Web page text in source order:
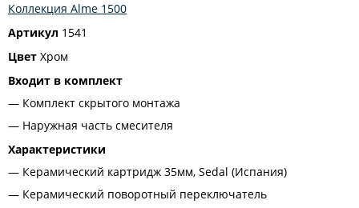
Коллекция Alme 1500
Артикул 1541
Цвет Хром
Входит в комплект
Комплект скрытого монтажа
Наружная часть смесителя
Характеристики
Керамический картридж 35мм, Sedal (Испания)
Керамический поворотный переключатель